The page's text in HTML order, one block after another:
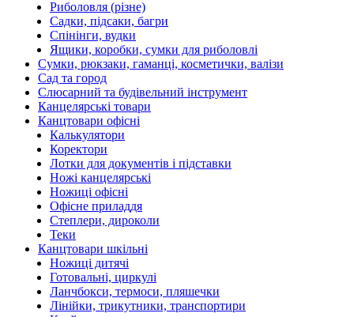
Риболовля (різне)
Садки, підсаки, багри
Спінінги, вудки
Ящики, коробки, сумки для риболовлі
Сумки, рюкзаки, гаманці, косметички, валізи
Сад та город
Слюсарний та будівельний інструмент
Канцелярські товари
Канцтовари офісні
Калькулятори
Коректори
Лотки для документів і підставки
Ножі канцелярські
Ножиці офісні
Офісне приладдя
Степлери, дироколи
Теки
Канцтовари шкільні
Ножиці дитячі
Готовальні, циркулі
Ланчбокси, термоси, пляшечки
Лінійки, трикутники, транспортири